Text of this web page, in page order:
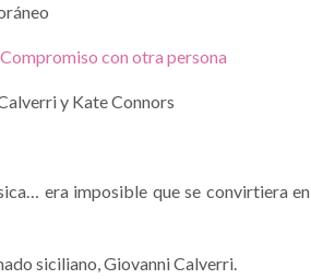
Compromiso con otra persona
y Kate Connors
era imposible que se convirtiera en
siciliano, Giovanni Calverri.